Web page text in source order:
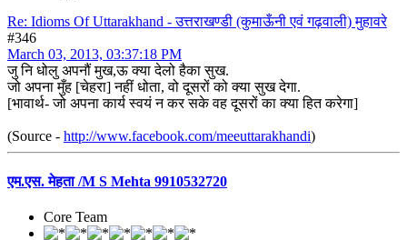
Re: Idioms Of Uttarakhand - उत्तराखण्डी (कुमाऊँनी एवं गढ़वाली) मुहावरे
#346
March 03, 2013, 03:37:18 PM
जु नि धोलु अपनौं मुख,ऊ क्या देलो हैका सुख.
जो अपना मुँह [चेहरा] नहीं धोता, वो दूसरों को क्या सुख देगा.
[भावार्थ- जो अपना कार्य स्वयं न कर सके वह दूसरों का क्या हित करेगा]
(Source - http://www.facebook.com/meeuttarakhandi)
एम.एस. मेहता /M S Mehta 9910532720
Core Team